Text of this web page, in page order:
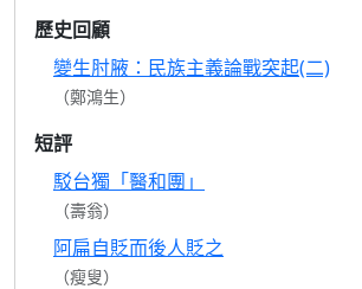
歷史回顧
變生肘腋：民族主義論戰突起(二)
（鄭鴻生）
短評
駁台獨「醫和團」
（壽翁）
阿扁自貶而後人貶之
（瘦叟）